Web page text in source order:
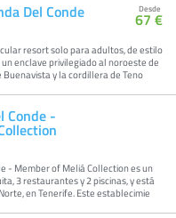
Del Conde
resort solo para adultos, de estilo
enclave privilegiado al noroeste de
y la cordillera de Teno
Desde
67 €
Conde -
- Member of Meliá Collection es un
3 restaurantes y 2 piscinas, y está
en Tenerife. Este establecimie